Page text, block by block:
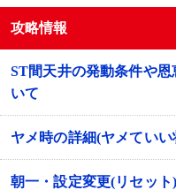
攻略情報
ST間天井の発動条件や
いて
ヤメ時の詳細(ヤメてい
朝一・設定変更(リセッ